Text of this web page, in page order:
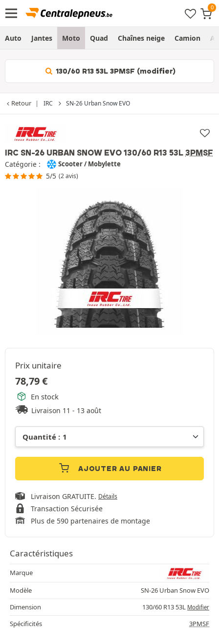
Auto Jantes Moto Quad Chaînes neige Camion
130/60 R13 53L 3PMSF (modifier)
Retour IRC SN-26 Urban Snow EVO
IRC SN-26 URBAN SNOW EVO 130/60 R13 53L 3PMSF
Catégorie : Scooter / Mobylette
5/5 (2 avis)
Prix unitaire
78,79€
En stock
Livraison 11 - 13 août
AJOUTER AU PANIER
Livraison GRATUITE. Détails
Transaction Sécurisée
Plus de 590 partenaires de montage
Caractéristiques
Marque
Modèle
SN-26 Urban Snow EVO
Dimension
130/60 R13 53L Modifier
Spécificités
3PMSF